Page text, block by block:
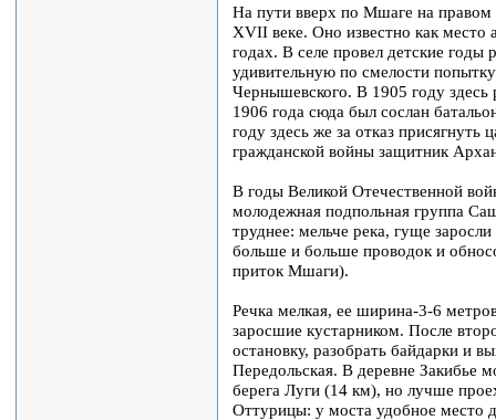
На пути вверх по Мшаге на правом
XVII веке. Оно известно как место
годах. В селе провел детские
удивительную по смелости
Чернышевского. В 1905 году
1906 года сюда был сослан
году здесь же за отказ присягнуть
гражданской войны защитник
В годы Великой Отечественной
молодежная подпольная группа
труднее: мельче река, гуще
больше и больше проводок и
приток Мшаги).
Речка мелкая, ее ширина-3-6
заросшие кустарником. После
остановку, разобрать байдарки и
Передольская. В деревне Закибье
берега Луги (14 км), но лучше
Оттурицы: у моста удобное место